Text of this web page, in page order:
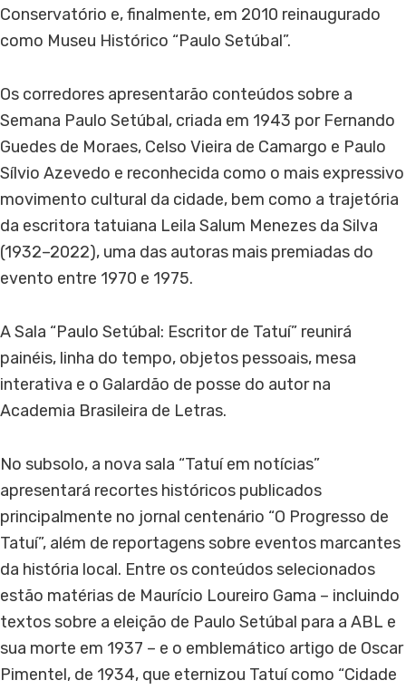
Conservatório e, finalmente, em 2010 reinaugurado
como Museu Histórico “Paulo Setúbal”.
Os corredores apresentarão conteúdos sobre a
Semana Paulo Setúbal, criada em 1943 por Fernando
Guedes de Moraes, Celso Vieira de Camargo e Paulo
Sílvio Azevedo e reconhecida como o mais expressivo
movimento cultural da cidade, bem como a trajetória
da escritora tatuiana Leila Salum Menezes da Silva
(1932–2022), uma das autoras mais premiadas do
evento entre 1970 e 1975.
A Sala “Paulo Setúbal: Escritor de Tatuí” reunirá
painéis, linha do tempo, objetos pessoais, mesa
interativa e o Galardão de posse do autor na
Academia Brasileira de Letras.
No subsolo, a nova sala “Tatuí em notícias”
apresentará recortes históricos publicados
principalmente no jornal centenário “O Progresso de
Tatuí”, além de reportagens sobre eventos marcantes
da história local. Entre os conteúdos selecionados
estão matérias de Maurício Loureiro Gama – incluindo
textos sobre a eleição de Paulo Setúbal para a ABL e
sua morte em 1937 – e o emblemático artigo de Oscar
Pimentel, de 1934, que eternizou Tatuí como “Cidade